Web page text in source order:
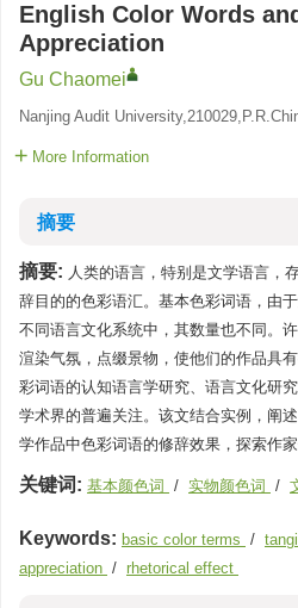
English Color Words
Appreciation
Gu Chaomei
Nanjing Audit
More Information
摘要
摘要: 人类的语言，特别是文学语言，
辞目的的色彩语汇。基本色彩词语，由
不同语言文化系统中，其数量也不同。
渲染气氛，点缀景物，使他们的作品具
彩词语的认知语言学研究、语言文化研
学术界的普遍关注。该文结合实例，阐
学作品中色彩词语的修辞效果，探索作
关键词: 基本颜色词 / 实物颜色词 /
Keywords: basic color terms /
appreciation / rhetorical effect